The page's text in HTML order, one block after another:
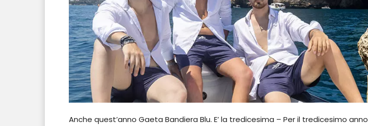
Anche quest’anno Gaeta Bandiera Blu. E’ la tredicesima – Per il tredicesimo anno